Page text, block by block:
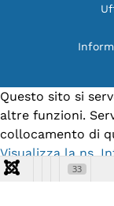
Questo sito si
altre funzioni.
collocamento di
Visualizza la ns.
Accetto
33